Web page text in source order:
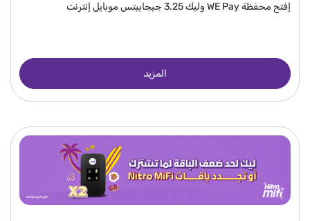
إفتح محفظة WE Pay وليك 3.25 جيجابيتس موبايل إنترنت
المزيد